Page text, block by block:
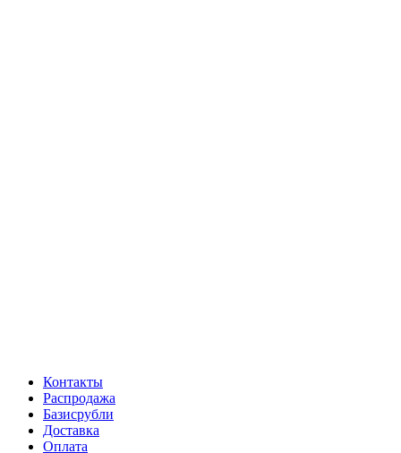
Контакты
Распродажа
Базисрубли
Доставка
Оплата